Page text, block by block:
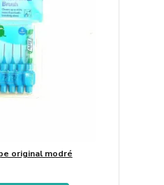
original modré